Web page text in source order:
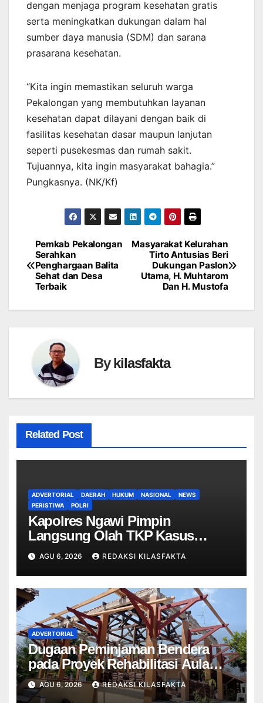
dengan menjaga program kesehatan gratis
serta meningkatkan dukungan dalam hal
sumber daya manusia (SDM) dan sarana
prasarana kesehatan.
“Kita ingin memastikan seluruh warga
Pekalongan yang membutuhkan layanan
kesehatan dapat dilayani dengan baik di
fasilitas kesehatan dasar maupun lanjutan
seperti pusekesmas dan rumah sakit.
Tujuannya, kita ingin masyarakat bahagia.”
Pungkasnya. (NK/Kf)
Navigasi
pos
Masyarakat Kelurahan
Tirto Antusias Beri
Dukungan Paslon
Utama, H. Muhtarom
Dan H. Mustofa
Pemkab Pekalongan
Serahkan
Penghargaan Balita
Sehat dan Desa
Terbaik
Bykilasfakta
Related Post
ADVERTORIAL DAERAH HUKUM NASIONAL
NEWS
PERISTIWA
POLRI
Kapolres Ngawi Pimpin
Langsung Olah TKP Kasus
Penganiayaan Berujung
Meninggal Dunia di Kedunggalar
AGU 6, 2026 REDAKSI KILASFAKTA
ADVERTORIAL
Dugaan Peminjaman Bendera
pada Proyek Rehabilitasi Aula
dan Lobi SMPN 2 Kedungwuni
Menjadi Sorotan
AGU 6, 2026 REDAKSI KILASFAKTA